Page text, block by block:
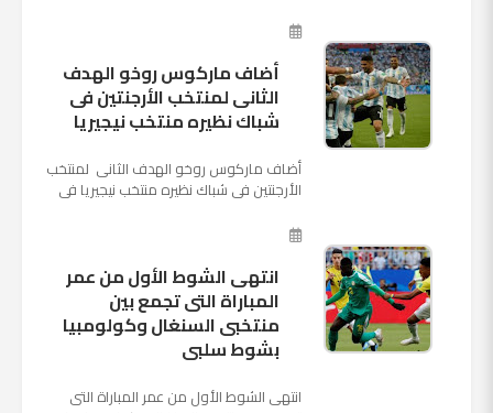
المقبل وخلافة أنطونيو كو...
أضاف ماركوس روخو الهدف
الثانى لمنتخب الأرجنتين فى
شباك نظيره منتخب نيجيريا
أضاف ماركوس روخو الهدف الثانى لمنتخب
الأرجنتين فى شباك نظيره منتخب نيجيريا فى
"كريستوفسك...
انتهى الشوط الأول من عمر
المباراة التى تجمع بين
منتخبى السنغال وكولومبيا
بشوط سلبى
انتهى الشوط الأول من عمر المباراة التى